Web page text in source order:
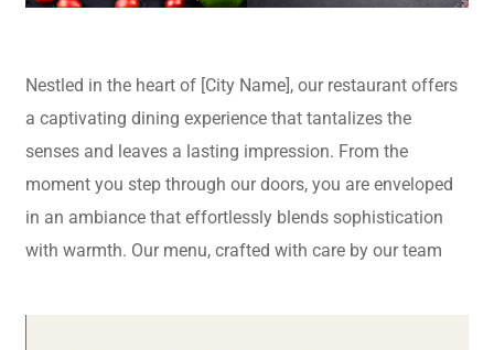
Nestled in the heart of [City Name], our restaurant offers
a captivating dining experience that tantalizes the
senses and leaves a lasting impression. From the
moment you step through our doors, you are enveloped
in an ambiance that effortlessly blends sophistication
with warmth. Our menu, crafted with care by our team